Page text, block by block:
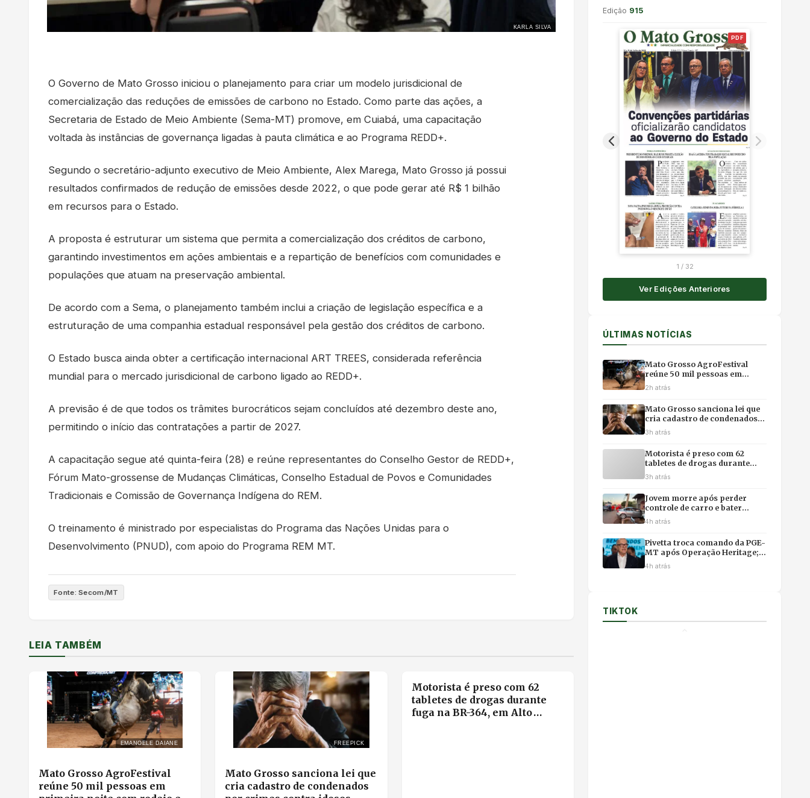
KARLA SILVA
O Governo de Mato Grosso iniciou o planejamento para criar um modelo jurisdicional de
comercialização das reduções de emissões de carbono no Estado. Como parte das ações, a
Secretaria de Estado de Meio Ambiente (Sema-MT) promove, em Cuiabá, uma capacitação
voltada às instâncias de governança ligadas à pauta climática e ao Programa REDD+.
Segundo o secretário-adjunto executivo de Meio Ambiente, Alex Marega, Mato Grosso já possui
resultados confirmados de redução de emissões desde 2022, o que pode gerar até R$ 1 bilhão
em recursos para o Estado.
A proposta é estruturar um sistema que permita a comercialização dos créditos de carbono,
garantindo investimentos em ações ambientais e a repartição de benefícios com comunidades e
populações que atuam na preservação ambiental.
De acordo com a Sema, o planejamento também inclui a criação de legislação específica e a
estruturação de uma companhia estadual responsável pela gestão dos créditos de carbono.
O Estado busca ainda obter a certificação internacional ART TREES, considerada referência
mundial para o mercado jurisdicional de carbono ligado ao REDD+.
A previsão é de que todos os trâmites burocráticos sejam concluídos até dezembro deste ano,
permitindo o início das contratações a partir de 2027.
A capacitação segue até quinta-feira (28) e reúne representantes do Conselho Gestor de REDD+,
Fórum Mato-grossense de Mudanças Climáticas, Conselho Estadual de Povos e Comunidades
Tradicionais e Comissão de Governança Indígena do REM.
O treinamento é ministrado por especialistas do Programa das Nações Unidas para o
Desenvolvimento (PNUD), com apoio do Programa REM MT.
Fonte: Secom/MT
LEIA TAMBÉM
EMANOELE DAIANE
Mato Grosso AgroFestival
reúne 50 mil pessoas em
FREEPICK
Mato Grosso sanciona lei que
cria cadastro de condenados
Motorista é preso com 62
tabletes de drogas durante
fuga na BR-364, em Alto
Edição 915
PDF
1 / 32
Ver Edições Anteriores
ÚLTIMAS NOTÍCIAS
Mato Grosso AgroFestival
reúne 50 mil pessoas em
primeira noite com rodeio e
2h atrás
Mato Grosso sanciona lei que
cria cadastro de condenados
por crimes contra idosos
3h atrás
Motorista é preso com 62
tabletes de drogas durante
fuga na BR-364, em Alto
3h atrás
Jovem morre após perder
controle de carro e bater
contra residência em Várzea
4h atrás
Pivetta troca comando da PGE-
MT após Operação Heritage;
Felipe Florêncio assume
4h atrás
TIKTOK